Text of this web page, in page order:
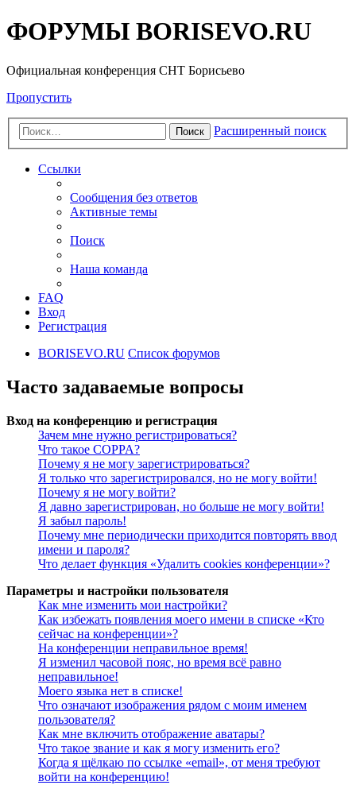
ФОРУМЫ BORISEVO.RU
Официальная конференция СНТ Борисьево
Пропустить
Поиск Расширенный поиск
Ссылки
Сообщения без ответов
Активные темы
Поиск
Наша команда
FAQ
Вход
Регистрация
BORISEVO.RU Список форумов
Часто задаваемые вопросы
Вход на конференцию и регистрация
Зачем мне нужно регистрироваться?
Что такое COPPA?
Почему я не могу зарегистрироваться?
Я только что зарегистрировался, но не могу войти!
Почему я не могу войти?
Я давно зарегистрирован, но больше не могу войти!
Я забыл пароль!
Почему мне периодически приходится повторять ввод
имени и пароля?
Что делает функция «Удалить cookies конференции»?
Параметры и настройки пользователя
Как мне изменить мои настройки?
Как избежать появления моего имени в списке «Кто
сейчас на конференции»?
На конференции неправильное время!
Я изменил часовой пояс, но время всё равно
неправильное!
Моего языка нет в списке!
Что означают изображения рядом с моим именем
пользователя?
Как мне включить отображение аватары?
Что такое звание и как я могу изменить его?
Когда я щёлкаю по ссылке «email», от меня требуют
войти на конференцию!